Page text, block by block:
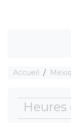
Accueil
Heures